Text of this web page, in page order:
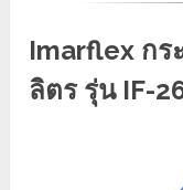
Imarflex กร
ลิตร รุ่น IF-